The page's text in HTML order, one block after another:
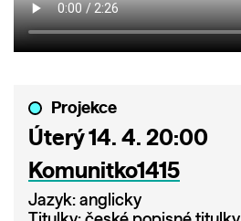
Projekce
Úterý 14. 4. 20:00
Komunitko1415
Jazyk: anglicky